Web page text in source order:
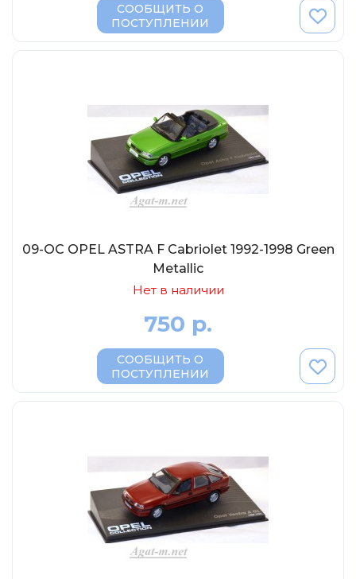
СООБЩИТЬ О
ПОСТУПЛЕНИИ
09-OC OPEL ASTRA F Cabriolet 1992-1998 Green
Metallic
Нет в наличии
750 р.
СООБЩИТЬ О
ПОСТУПЛЕНИИ